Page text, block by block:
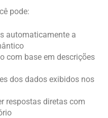
pode:
automaticamente a
com base em descrições
dos dados exibidos nos
respostas diretas com